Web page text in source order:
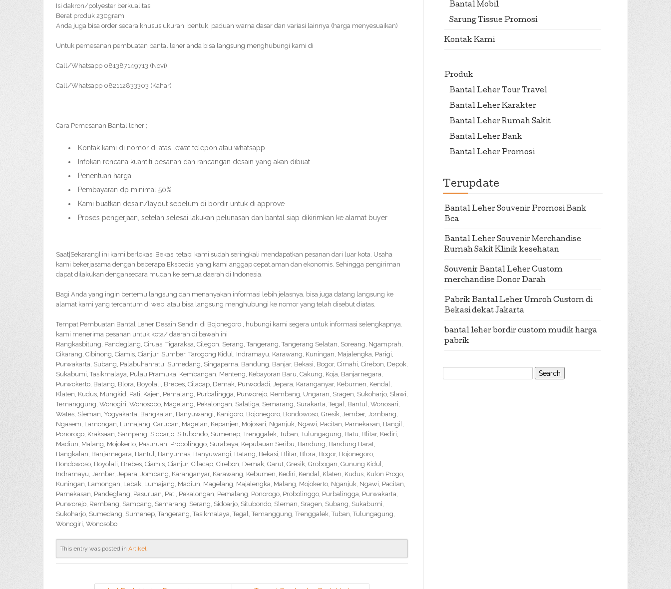
Isi dakron/polyester berkualitas
Berat produk 230gram
Anda juga bisa order secara khusus ukuran, bentuk, paduan warna dasar dan variasi lainnya (harga menyesuaikan)
Untuk pemesanan pembuatan bantal leher anda bisa langsung menghubungi kami di
Call/Whatsapp 081387149713 (Novi)
Call/Whatsapp 082112833303 (Kahar)
Cara Pemesanan Bantal leher ;
Kontak kami di nomor di atas lewat telepon atau whatsapp
Infokan rencana kuantiti pesanan dan rancangan desain yang akan dibuat
Penentuan harga
Pembayaran dp minimal 50%
Kami buatkan desain/layout sebelum di bordir untuk di approve
Proses pengerjaan, setelah selesai lakukan pelunasan dan bantal siap dikirimkan ke alamat buyer
Saat|Sekarang} ini kami berlokasi Bekasi tetapi kami sudah seringkali mendapatkan pesanan dari luar kota. Usaha
kami bekerjasama dengan beberapa Ekspedisi yang kami anggap cepat,aman dan ekonomis. Sehingga pengiriman
dapat dilakukan dengansecara mudah ke semua daerah di Indonesia.
Bagi Anda yang ingin bertemu langsung dan menanyakan informasi lebih jelasnya, bisa juga datang langsung ke
alamat kami yang tercantum di web. atau bisa langsung menghubungi ke nomor yang telah disebut diatas.
Tempat Pembuatan Bantal Leher Desain Sendiri di Bojonegoro , hubungi kami segera untuk informasi selengkapnya.
kami menerima pesanan untuk kota/ daerah di bawah ini
Rangkasbitung, Pandeglang, Ciruas, Tigaraksa, Cilegon, Serang, Tangerang, Tangerang Selatan, Soreang, Ngamprah,
Cikarang, Cibinong, Ciamis, Cianjur, Sumber, Tarogong Kidul, Indramayu, Karawang, Kuningan, Majalengka, Parigi,
Purwakarta, Subang, Palabuhanratu, Sumedang, Singaparna, Bandung, Banjar, Bekasi, Bogor, Cimahi, Cirebon, Depok,
Sukabumi, Tasikmalaya, Pulau Pramuka, Kembangan, Menteng, Kebayoran Baru, Cakung, Koja, Banjarnegara,
Purwokerto, Batang, Blora, Boyolali, Brebes, Cilacap, Demak, Purwodadi, Jepara, Karanganyar, Kebumen, Kendal,
Klaten, Kudus, Mungkid, Pati, Kajen, Pemalang, Purbalingga, Purworejo, Rembang, Ungaran, Sragen, Sukoharjo, Slawi,
Temanggung, Wonogiri, Wonosobo, Magelang, Pekalongan, Salatiga, Semarang, Surakarta, Tegal, Bantul, Wonosari,
Wates, Sleman, Yogyakarta, Bangkalan, Banyuwangi, Kanigoro, Bojonegoro, Bondowoso, Gresik, Jember, Jombang,
Ngasem, Lamongan, Lumajang, Caruban, Magetan, Kepanjen, Mojosari, Nganjuk, Ngawi, Pacitan, Pamekasan, Bangil,
Ponorogo, Kraksaan, Sampang, Sidoarjo, Situbondo, Sumenep, Trenggalek, Tuban, Tulungagung, Batu, Blitar, Kediri,
Madiun, Malang, Mojokerto, Pasuruan, Probolinggo, Surabaya, Kepulauan Seribu, Bandung, Bandung Barat,
Bangkalan, Banjarnegara, Bantul, Banyumas, Banyuwangi, Batang, Bekasi, Blitar, Blora, Bogor, Bojonegoro,
Bondowoso, Boyolali, Brebes, Ciamis, Cianjur, Cilacap, Cirebon, Demak, Garut, Gresik, Grobogan, Gunung Kidul,
Indramayu, Jember, Jepara, Jombang, Karanganyar, Karawang, Kebumen, Kediri, Kendal, Klaten, Kudus, Kulon Progo,
Kuningan, Lamongan, Lebak, Lumajang, Madiun, Magelang, Majalengka, Malang, Mojokerto, Nganjuk, Ngawi, Pacitan,
Pamekasan, Pandeglang, Pasuruan, Pati, Pekalongan, Pemalang, Ponorogo, Probolinggo, Purbalingga, Purwakarta,
Purworejo, Rembang, Sampang, Semarang, Serang, Sidoarjo, Situbondo, Sleman, Sragen, Subang, Sukabumi,
Sukoharjo, Sumedang, Sumenep, Tangerang, Tasikmalaya, Tegal, Temanggung, Trenggalek, Tuban, Tulungagung,
Wonogiri, Wonosobo
This entry was posted in Artikel.
Bantal Mobil
Sarung Tissue Promosi
Kontak Kami
Produk
Bantal Leher Tour Travel
Bantal Leher Karakter
Bantal Leher Rumah Sakit
Bantal Leher Bank
Bantal Leher Promosi
Terupdate
Bantal Leher Souvenir Promosi Bank
Bca
Bantal Leher Souvenir Merchandise
Rumah Sakit Klinik kesehatan
Souvenir Bantal Leher Custom
merchandise Donor Darah
Pabrik Bantal Leher Umroh Custom di
Bekasi dekat Jakarta
bantal leher bordir custom mudik harga
pabrik
Search
for: